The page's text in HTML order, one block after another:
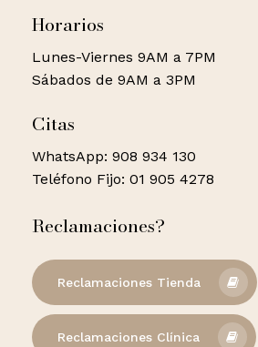
Horarios
Lunes-Viernes 9AM a 7PM
Sábados de 9AM a 3PM
Citas
WhatsApp: 908 934 130
Teléfono Fijo: 01 905 4278
Reclamaciones?
Reclamaciones Tienda
Reclamaciones Clínica